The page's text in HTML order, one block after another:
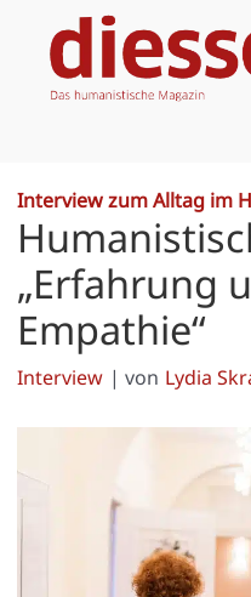
Inhalt
springen
Interview zum Alltag im
„Erfahrung
Empathie“
Interview | von Lydia